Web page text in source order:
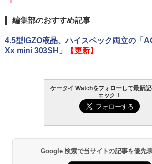
編集部のおすすめ記事
4.5型IGZO液晶、ハイスペック両立の「
Xx mini 303SH」
【更新】
ケータイ Watchをフォローして最新
ェック！
Google 検索で当サイトの記事を優先